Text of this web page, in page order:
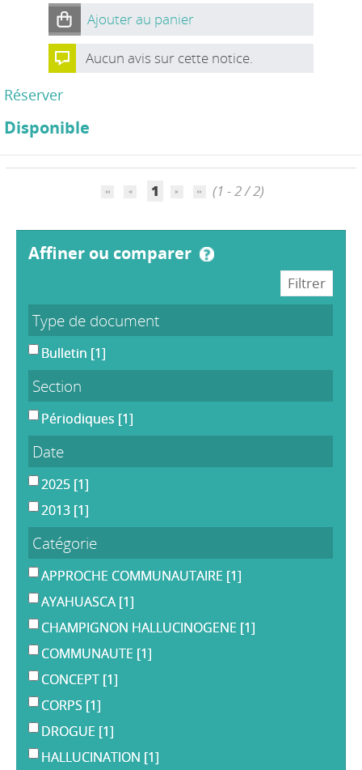
Ajouter au panier
Aucun avis sur cette notice.
Réserver
Disponible
1 (1 - 2 / 2)
affiner ou comparer
Type de document
Bulletin [1]
Section
Périodiques [1]
Date
2025 [1]
2013 [1]
Catégorie
APPROCHE COMMUNAUTAIRE [1]
AYAHUASCA [1]
CHAMPIGNON HALLUCINOGENE [1]
COMMUNAUTE [1]
CONCEPT [1]
CORPS [1]
DROGUE [1]
HALLUCINATION [1]